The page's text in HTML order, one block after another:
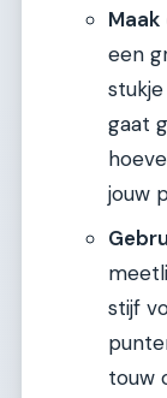
een
gaat
jouw
stijf
touw